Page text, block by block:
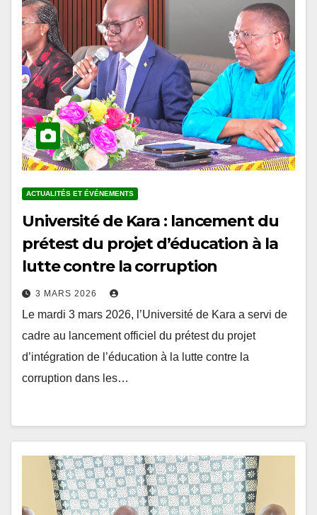
Université de Kara : lancement du
prétest du projet d’éducation à la
lutte contre la corruption
Le mardi 3 mars 2026, l’Université de Kara a servi de
cadre au lancement officiel du prétest du projet
d’intégration de l’éducation à la lutte contre la
corruption dans les…